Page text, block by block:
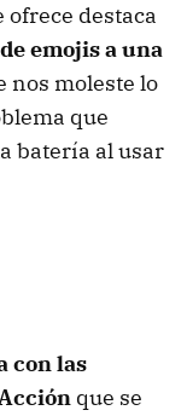
destaca
emojis a una
nos moleste lo
que
batería al usar
con las
que se